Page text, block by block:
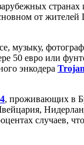
от
музыку,
50 евро или
энкодера
, проживающих в
случаев,